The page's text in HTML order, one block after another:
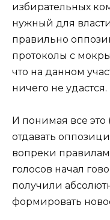
избирательных
нужный для
правильно
протоколы с
что на данном
ничего не удастся.
И понимая все это
отдавать
вопреки
голосов начал
получили
формировать